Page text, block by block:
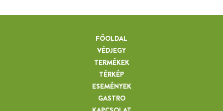
FŐOLDAL
VÉDJEGY
TERMÉKEK
TÉRKÉP
ESEMÉNYEK
GASTRO